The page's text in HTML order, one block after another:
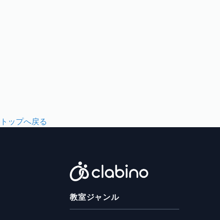
トップへ戻る
教室ジャンル